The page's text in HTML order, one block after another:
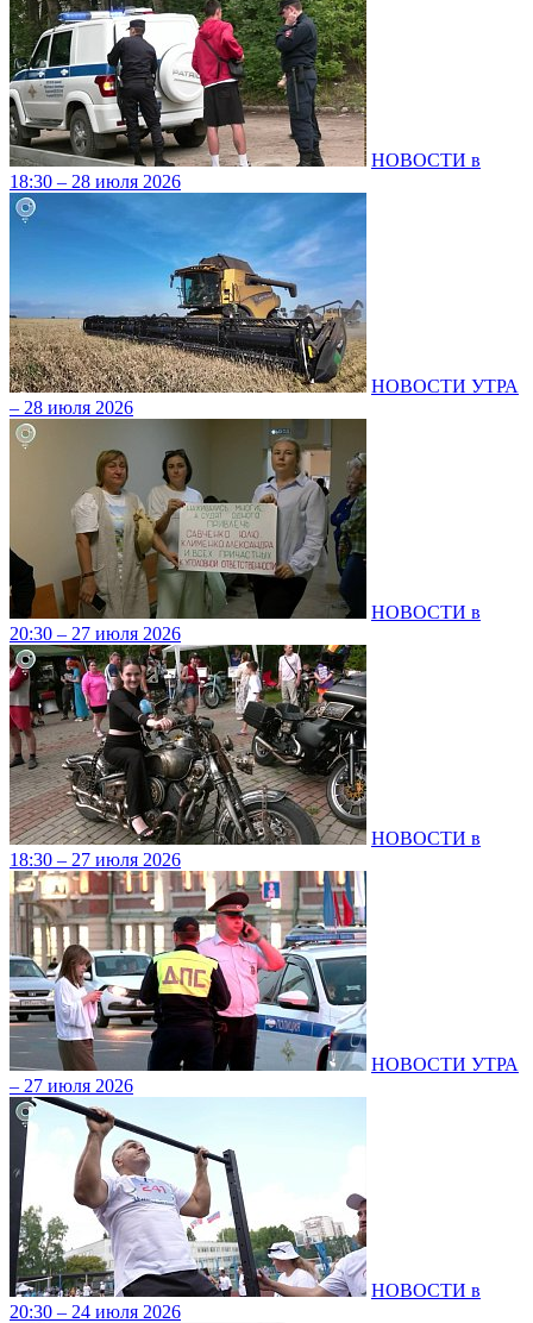
НОВОСТИ в
18:30 – 28 июля 2026
НОВОСТИ УТРА
– 28 июля 2026
НОВОСТИ в
20:30 – 27 июля 2026
НОВОСТИ в
18:30 – 27 июля 2026
НОВОСТИ УТРА
– 27 июля 2026
НОВОСТИ в
20:30 – 24 июля 2026